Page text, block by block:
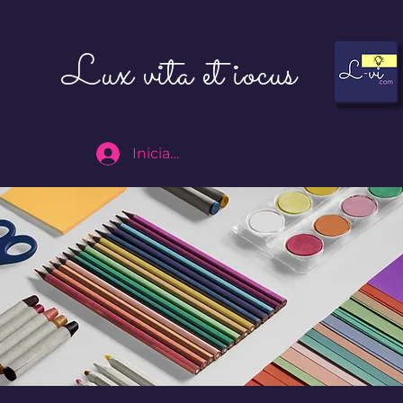
Lux vita et iocus
Iniciar sesión